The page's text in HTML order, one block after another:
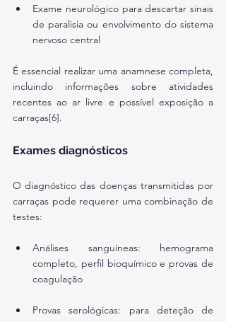
Exame neurológico para descartar sinais
de paralisia ou envolvimento do sistema
nervoso central
É essencial realizar uma anamnese completa,
incluindo informações sobre atividades
recentes ao ar livre e possível exposição a
carraças[6].
Exames diagnósticos
O diagnóstico das doenças transmitidas por
carraças pode requerer uma combinação de
testes:
Análises sanguíneas: hemograma
completo, perfil bioquímico e provas de
coagulação
Provas serológicas: para deteção de